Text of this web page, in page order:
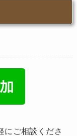
にご相談くださ